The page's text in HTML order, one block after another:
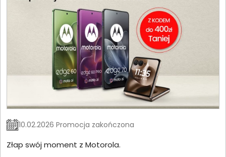
10.02.2026 Promocja zakończona
Złap swój moment z Motorola.